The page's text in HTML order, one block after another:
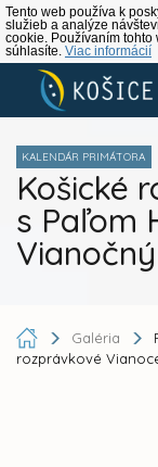
Tento web používa k
služieb a analýze
cookie. Používaním tohto
súhlasíte. Viac informácií
KALENDÁR PRIMÁTORA
Košické
s Paľom
Galéria
rozprávkové